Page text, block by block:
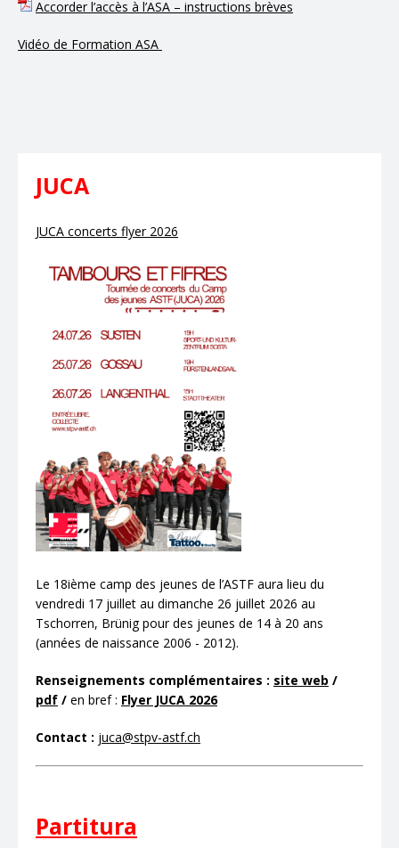
Accorder l’accès à l’ASA – instructions brèves
Vidéo de Formation ASA
JUCA
JUCA concerts flyer 2026
Le 18ième camp des jeunes de l’ASTF aura lieu du
vendredi 17 juillet au dimanche 26 juillet 2026 au
Tschorren, Brünig pour des jeunes de 14 à 20 ans
(années de naissance 2006 - 2012).
Renseignements complémentaires : site web /
pdf / en bref : Flyer JUCA 2026
Contact : juca@stpv-astf.ch
Partitura